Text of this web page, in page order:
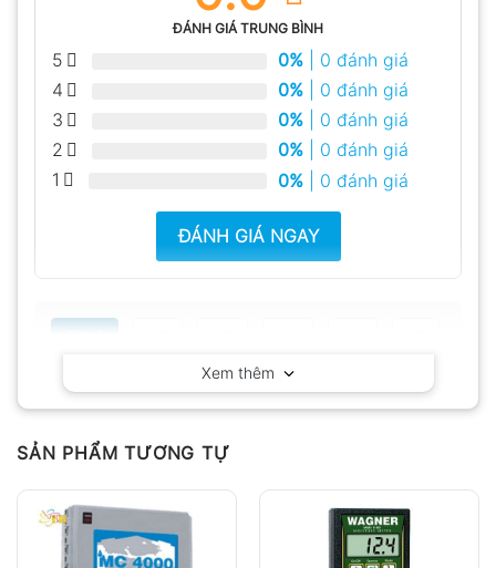
ĐÁNH GIÁ TRUNG BÌNH
5 0% | 0 đánh giá
4
0% | 0 đánh giá
3
0% | 0 đánh giá
2
0% | 0 đánh giá
1
0% | 0 đánh giá
ĐÁNH GIÁ NGAY
Có ảnh
Chưa có đánh giá nào.
Hỏi đáp
Xem thêm
SẢN PHẨM TƯƠNG TỰ